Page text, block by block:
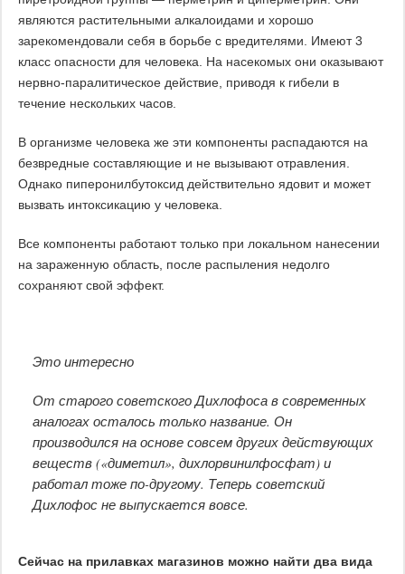
являются растительными алкалоидами и хорошо
зарекомендовали себя в борьбе с вредителями. Имеют 3
класс опасности для человека. На насекомых они оказывают
нервно-паралитическое действие, приводя к гибели в
течение нескольких часов.
В организме человека же эти компоненты распадаются на
безвредные составляющие и не вызывают отравления.
Однако пиперонилбутоксид действительно ядовит и может
вызвать интоксикацию у человека.
Все компоненты работают только при локальном нанесении
на зараженную область, после распыления недолго
сохраняют свой эффект.
Это интересно
От старого советского Дихлофоса в современных
аналогах осталось только название. Он
производился на основе совсем других действующих
веществ («диметил», дихлорвинилфосфат) и
работал тоже по-другому. Теперь советский
Дихлофос не выпускается вовсе.
Сейчас на прилавках магазинов можно найти два вида